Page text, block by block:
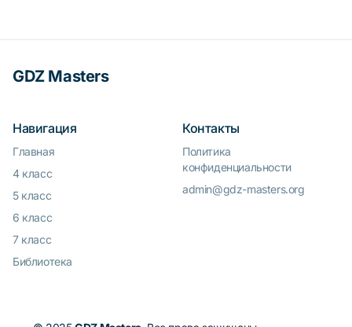
GDZ Masters
Навигация
Главная
4 класс
5 класс
6 класс
7 класс
Библиотека
Контакты
Политика
конфиденциальности
admin@gdz-masters.org